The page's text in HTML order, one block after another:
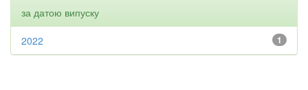
за датою випуску
1
2022